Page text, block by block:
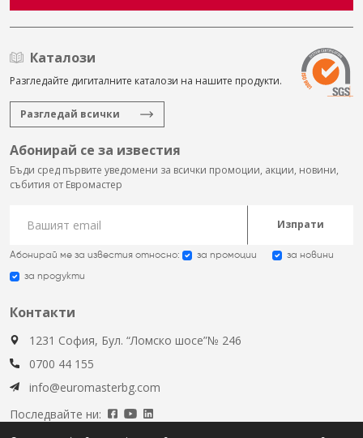
Каталози
Разгледайте дигиталните каталози на нашите продукти.
Разгледай всички
Абонирай се за известия
Бъди сред първите уведомени за всички промоции, акции, новини,
събития от Евромастер
Изпрати
Абонирай ме за известия относно: за промоции за новини
за продукти
Контакти
1231 София, Бул. “Ломско шосе”№ 246
0700 44 155
info@euromasterbg.com
Последвайте ни: